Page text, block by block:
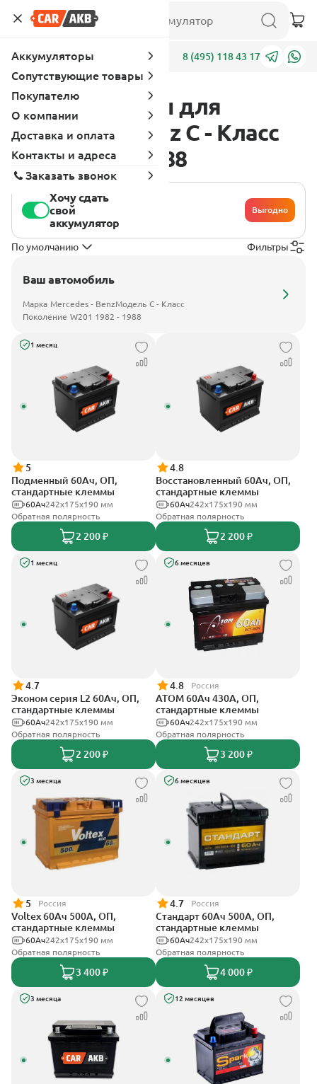
Адреса 8 (495) 118 43 17
Аккумуляторы для
Mercedes - Benz C - Класс
W201 1982 - 1988
Хочу сдать
свой
аккумулятор
Выгодно
По умолчанию Фильтры
Ваш автомобиль
Марка Mercedes - BenzМодель C - Класс
Поколение W201 1982 - 1988
1 месяц
5
Подменный 60Ач, ОП,
стандартные клеммы
242х175х190 мм
60Ач
Обратная полярность
2 200 ₽
4.8
Восстановленный 60Ач, ОП,
стандартные клеммы
242х175х190 мм
60Ач
Обратная полярность
2 200 ₽
1 месяц
4.7
Эконом серия L2 60Ач, ОП,
стандартные клеммы
242х175х190 мм
60Ач
Обратная полярность
2 200 ₽
6 месяцев
4.8 Россия
АТОМ 60Ач 430А, ОП,
стандартные клеммы
242х175х190 мм
60Ач
Обратная полярность
3 200 ₽
3 месяца
5 Россия
Voltex 60Ач 500А, ОП,
стандартные клеммы
242х175х190 мм
60Ач
Обратная полярность
3 400 ₽
6 месяцев
4.7 Россия
Стандарт 60Ач 500А, ОП,
стандартные клеммы
242x175x190 мм
60Ач
Обратная полярность
4 000 ₽
3 месяца 12 месяцев
Аккумуляторы
Сопутствующие товары
Покупателю
О компании
Доставка и оплата
Контакты и адреса
Заказать звонок